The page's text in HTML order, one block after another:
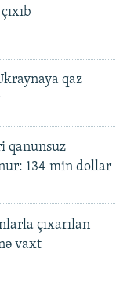
qaz
qanunsuz
134 min dollar
çıxarılan
vaxt